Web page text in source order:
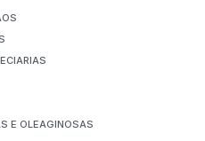
E OLEAGINOSAS